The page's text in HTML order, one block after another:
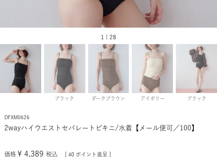
1 | 28
ブラック ダークブラウン アイボリー ブラック
DFXM0626
2wayハイウエストセパレートビキニ/水着【メール便可／100】
価格 ¥ 4,389 税込 40 ポイント進呈 ]